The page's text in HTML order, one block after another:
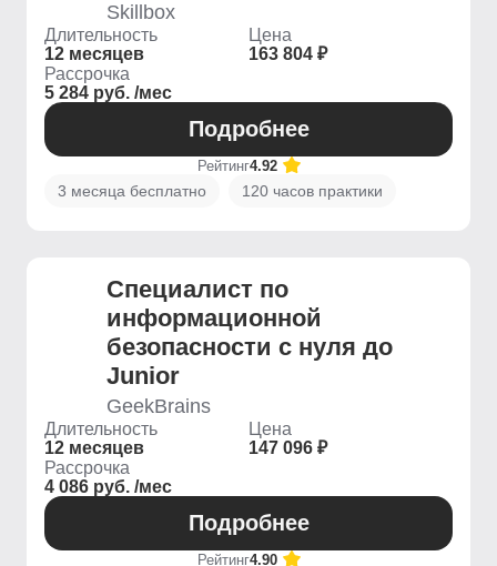
Skillbox
Длительность
12 месяцев
Цена
163 804 ₽
Рассрочка
5 284 руб. /мес
Подробнее
Рейтинг4.92
3 месяца бесплатно 120 часов практики
Специалист по
информационной
безопасности с нуля до
Junior
GeekBrains
Длительность
12 месяцев
Цена
147 096 ₽
Рассрочка
4 086 руб. /мес
Подробнее
Рейтинг4.90